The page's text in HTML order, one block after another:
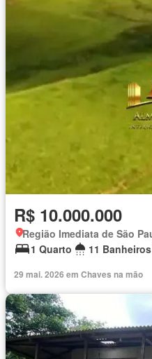
R$ 10.000.000
1 Quarto
11 Banheiros
29 mai. 2026 em Chaves na mão